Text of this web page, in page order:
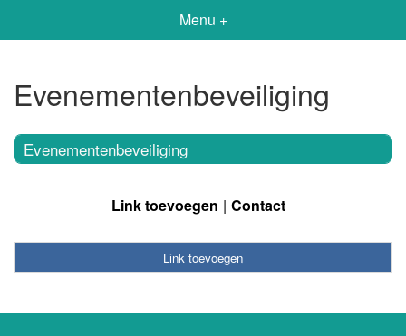
Menu +
Evenementenbeveiliging
Evenementenbeveiliging
Link toevoegen Contact
Link toevoegen